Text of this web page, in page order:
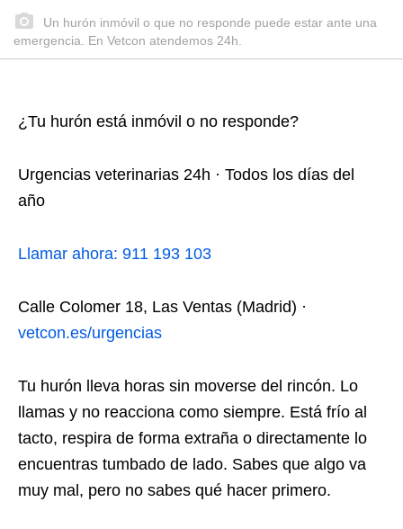
Un hurón inmóvil o que no responde puede estar ante una
emergencia. En Vetcon atendemos 24h.
¿Tu hurón está inmóvil o no responde?
Urgencias veterinarias 24h · Todos los días del
año
Llamar ahora: 911 193 103
Calle Colomer 18, Las Ventas (Madrid) ·
vetcon.es/urgencias
Tu hurón lleva horas sin moverse del rincón. Lo
llamas y no reacciona como siempre. Está frío al
tacto, respira de forma extraña o directamente lo
encuentras tumbado de lado. Sabes que algo va
muy mal, pero no sabes qué hacer primero.